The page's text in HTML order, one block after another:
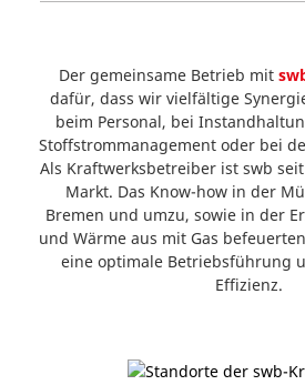
Der gemeinsame Betrieb mit
dafür, dass wir vielfältige
beim Personal, bei
Stoffstrommanagement oder bei
Als Kraftwerksbetreiber ist swb
Markt. Das Know-how in der
Bremen und umzu, sowie in der
und Wärme aus mit Gas
eine optimale Betriebsführung
Effizienz.